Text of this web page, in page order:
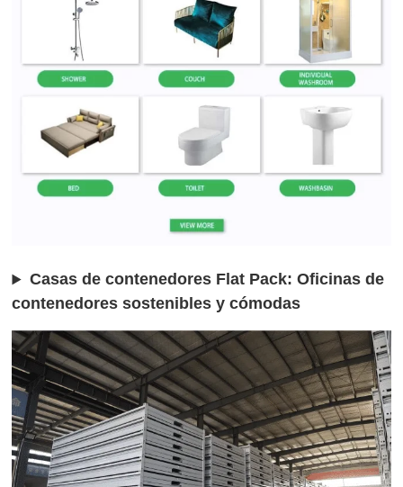
Casas de contenedores Flat Pack: Oficinas de
contenedores sostenibles y cómodas